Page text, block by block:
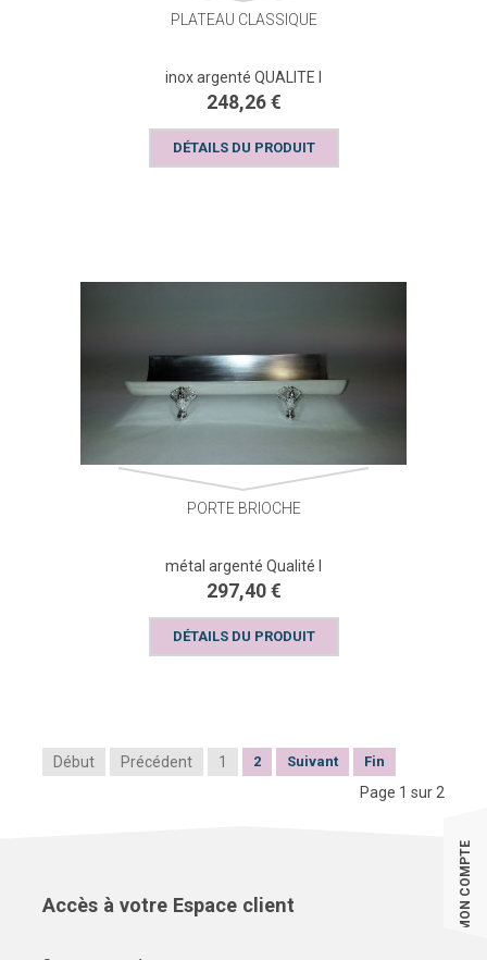
PLATEAU CLASSIQUE
inox argenté QUALITE I
248,26 €
DÉTAILS DU PRODUIT
PORTE BRIOCHE
métal argenté Qualité I
297,40 €
DÉTAILS DU PRODUIT
Début Précédent 1 2 Suivant Fin
Page 1 sur 2
Accès à votre Espace client MON COMPTE